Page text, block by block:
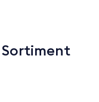
Sortiment